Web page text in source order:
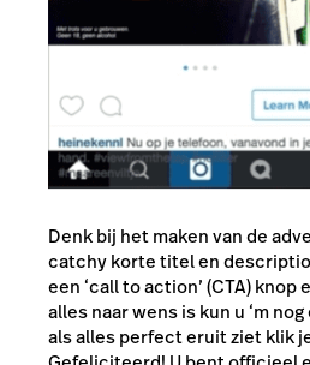
Denk bij het maken van de
catchy korte titel en
een ‘call to action’ (CTA)
alles naar wens is kun u ‘m
als alles perfect eruit ziet klik